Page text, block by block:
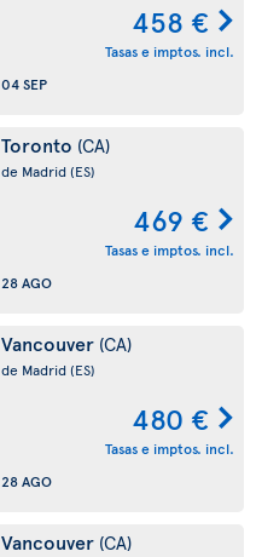
458 €
Tasas e imptos. incl.
04 SEP
Toronto (CA)
de Madrid(ES)
469 €
Tasas e imptos. incl.
28 AGO
Vancouver (CA)
de Madrid(ES)
480 €
Tasas e imptos. incl.
28 AGO
Vancouver (CA)